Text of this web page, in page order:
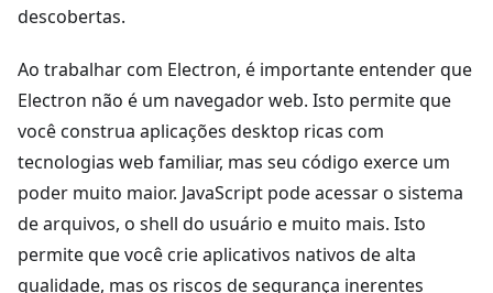
descobertas.
Ao trabalhar com Electron, é importante entender que
Electron não é um navegador web. Isto permite que
você construa aplicações desktop ricas com
tecnologias web familiar, mas seu código exerce um
poder muito maior. JavaScript pode acessar o sistema
de arquivos, o shell do usuário e muito mais. Isto
permite que você crie aplicativos nativos de alta
qualidade, mas os riscos de segurança inerentes